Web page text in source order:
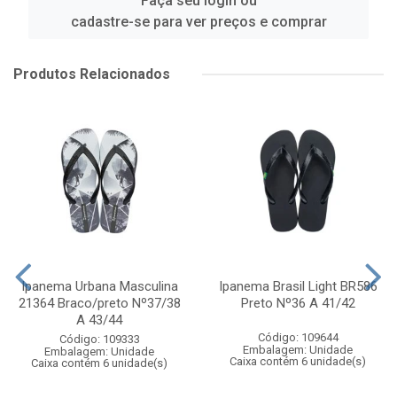
cadastre-se para ver preços e comprar
Produtos Relacionados
Ipanema Urbana Masculina
21364 Braco/preto Nº37/38
A 43/44
Código: 109333
Embalagem: Unidade
Caixa contém 6 unidade(s)
Ipanema Brasil Light BR586
Preto Nº36 A 41/42
Código: 109644
Embalagem: Unidade
Caixa contém 6 unidade(s)